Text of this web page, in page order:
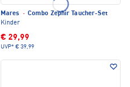
Mares · Combo Zephir Taucher-Set
Kinder
€ 29,99
UVP* € 39,99